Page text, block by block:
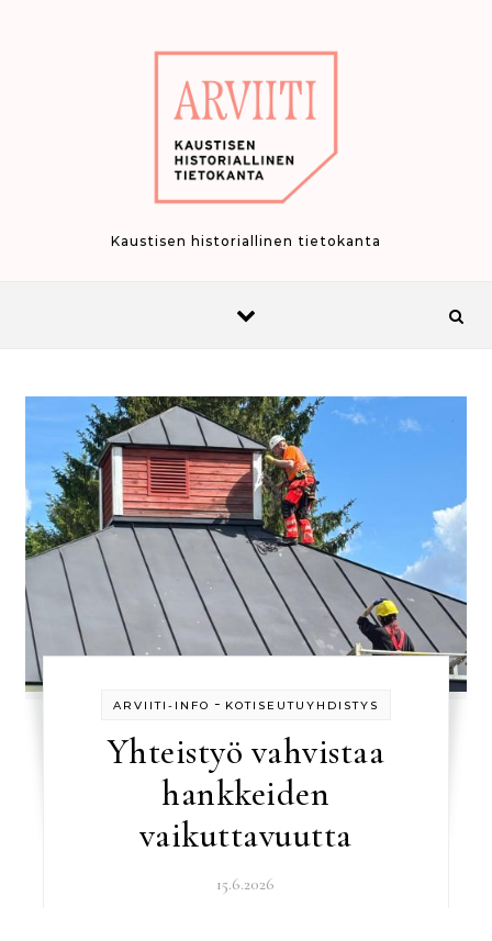
Kaustisen historiallinen tietokanta
ARVIITI-INFO - KOTISEUTUYHDISTYS
Yhteistyö vahvistaa
hankkeiden
vaikuttavuutta
15.6.2026